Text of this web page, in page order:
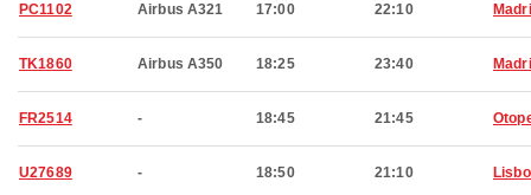
PC1102 Airbus A321 17:00 22:10
TK1860 Airbus A350 18:25 23:40
FR2514 - 18:45 21:45
U27689 - 18:50 21:10